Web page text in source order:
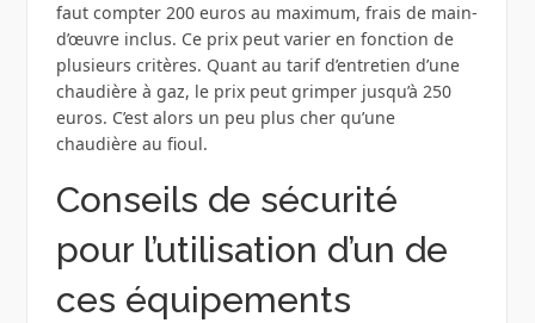
faut compter 200 euros au maximum, frais de main-
d’œuvre inclus. Ce prix peut varier en fonction de
plusieurs critères. Quant au tarif d’entretien d’une
chaudière à gaz, le prix peut grimper jusqu’à 250
euros. C’est alors un peu plus cher qu’une
chaudière au fioul.
Conseils de sécurité
pour l’utilisation d’un de
ces équipements